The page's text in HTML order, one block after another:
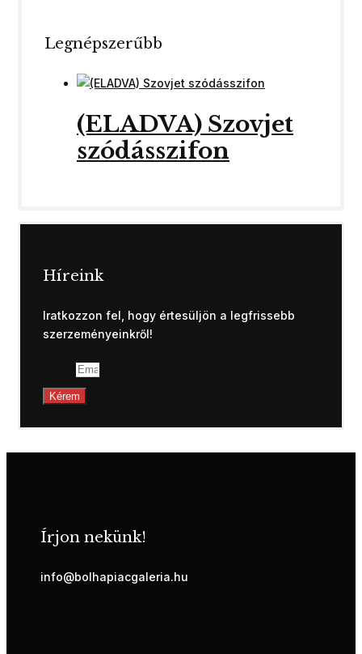
Legnépszerűbb
(ELADVA) Szovjet
szódásszifon
Híreink
Iratkozzon fel, hogy értesüljön a legfrissebb
szerzeményeinkről!
Kérem
Írjon nekünk!
info@bolhapiacgaleria.hu